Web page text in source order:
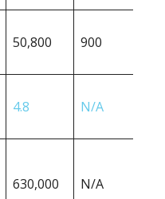
50,800 900
4.8 N/A
630,000 N/A